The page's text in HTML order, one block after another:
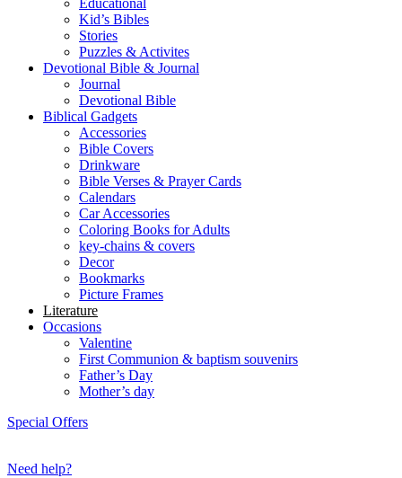
Educational
Kid’s Bibles
Stories
Puzzles & Activites
Devotional Bible & Journal
Journal
Devotional Bible
Biblical Gadgets
Accessories
Bible Covers
Drinkware
Bible Verses & Prayer Cards
Calendars
Car Accessories
Coloring Books for Adults
key-chains & covers
Decor
Bookmarks
Picture Frames
Literature
Occasions
Valentine
First Communion & baptism souvenirs
Father’s Day
Mother’s day
Special Offers
Need help?